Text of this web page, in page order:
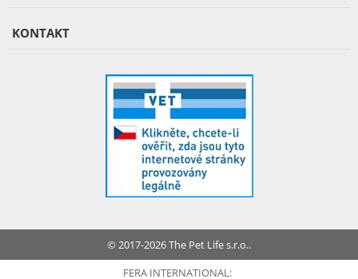
KONTAKT
© 2017-2026 The Pet Life s.r.o..
FERA INTERNATIONAL: